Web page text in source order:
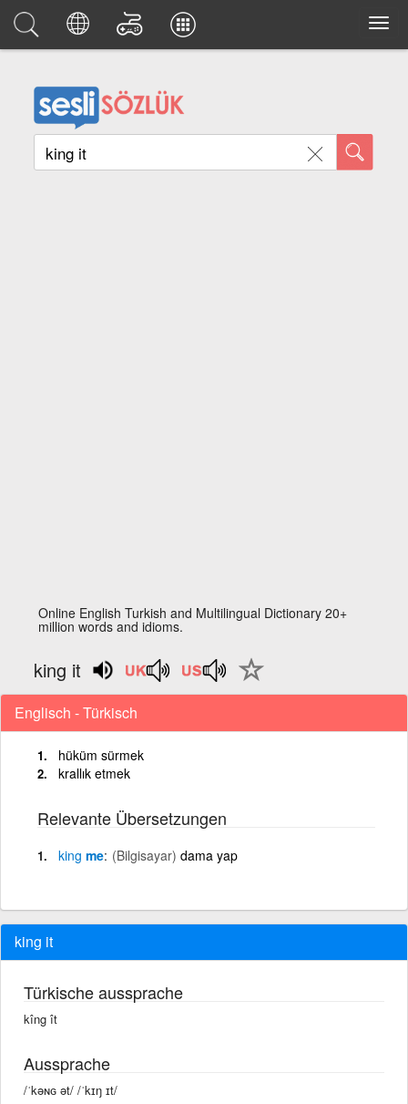
Online English Turkish and Multilingual Dictionary 20+
million words and idioms.
king it
Englisch - Türkisch
hüküm sürmek
krallık etmek
Relevante Übersetzungen
king me (Bilgisayar) dama yap
king it
Türkische aussprache
kîng ît
Aussprache
/ˈkəɴɢ ət/ /ˈkɪŋ ɪt/